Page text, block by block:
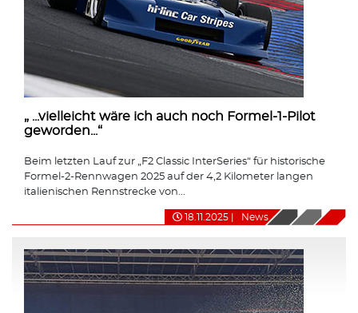
„ ...vielleicht wäre ich auch noch Formel-1-Pilot
geworden...“
Beim letzten Lauf zur „F2 Classic InterSeries“ für historische
Formel-2-Rennwagen 2025 auf der 4,2 Kilometer langen
italienischen Rennstrecke von...
18.11.2025 News